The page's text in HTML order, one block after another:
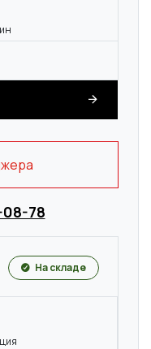
08-78
На складе